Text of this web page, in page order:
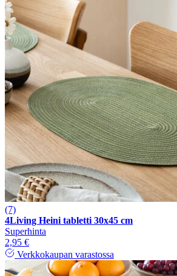
(7)
4Living Heini tabletti 30x45 cm
Superhinta
2,95 €
Verkkokaupan varastossa